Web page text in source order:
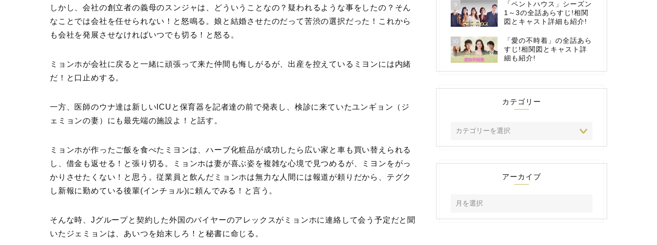
しかし、会社の創立者の義母のスンジャは、どういうことなの？疑われるような事をしたの？そん
なことでは会社を任せられない！と怒鳴る。娘と結婚させたのだって苦渋の選択だった！これから
も会社を発展させなければいつでも切る！と怒る。
ミョンホが会社に戻ると一緒に頑張って来た仲間も悔しがるが、出産を控えているミヨンには内緒
だ！と口止めする。
一方、医師のウナ達は新しいICUと保育器を記者達の前で発表し、検診に来ていたユンギョン（ジ
ェミョンの妻）にも最先端の施設よ！と話す。
ミョンホが作ったご飯を食べたミヨンは、ハーブ化粧品が成功したら広い家と車も買い替えられる
し、借金も返せる！と張り切る。ミョンホは妻が喜ぶ姿を複雑な心境で見つめるが、ミヨンをがっ
かりさせたくない！と思う。従業員と飲んだミョンホは無力な人間には報道が頼りだから、テグク
し新報に勤めている後輩(インチョル)に頼んでみる！と言う。
そんな時、Jグループと契約した外国のバイヤーのアレックスがミョンホに連絡して会う予定だと聞
いたジェミョンは、あいつを始末しろ！と秘書に命じる。
9
「ペントハウス」シーズン
1～3の全話あらすじ!相関
図とキャスト詳細も紹介!
10
「愛の不時着」の全話あら
すじ!相関図とキャスト詳
細も紹介!
カテゴリー
アーカイブ